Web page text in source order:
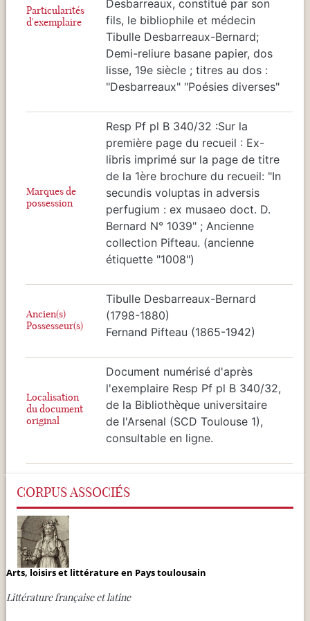
Particularités
d'exemplaire
Desbarreaux, constitué par son
fils, le bibliophile et médecin
Tibulle Desbarreaux-Bernard;
Demi-reliure basane papier, dos
lisse, 19e siècle ; titres au dos :
"Desbarreaux" "Poésies diverses"
Marques de
possession
Resp Pf pl B 340/32 :Sur la
première page du recueil : Ex-
libris imprimé sur la page de titre
de la 1ère brochure du recueil: "In
secundis voluptas in adversis
perfugium : ex musaeo doct. D.
Bernard N° 1039" ; Ancienne
collection Pifteau. (ancienne
étiquette "1008")
Ancien(s)
Possesseur(s)
Tibulle Desbarreaux-Bernard
(1798-1880)
Fernand Pifteau (1865-1942)
Localisation
du document
original
Document numérisé d'après
l'exemplaire Resp Pf pl B 340/32,
de la Bibliothèque universitaire
de l'Arsenal (SCD Toulouse 1),
consultable en ligne.
CORPUS ASSOCIÉS
Arts, loisirs et littérature en Pays toulousain
Littérature française et latine